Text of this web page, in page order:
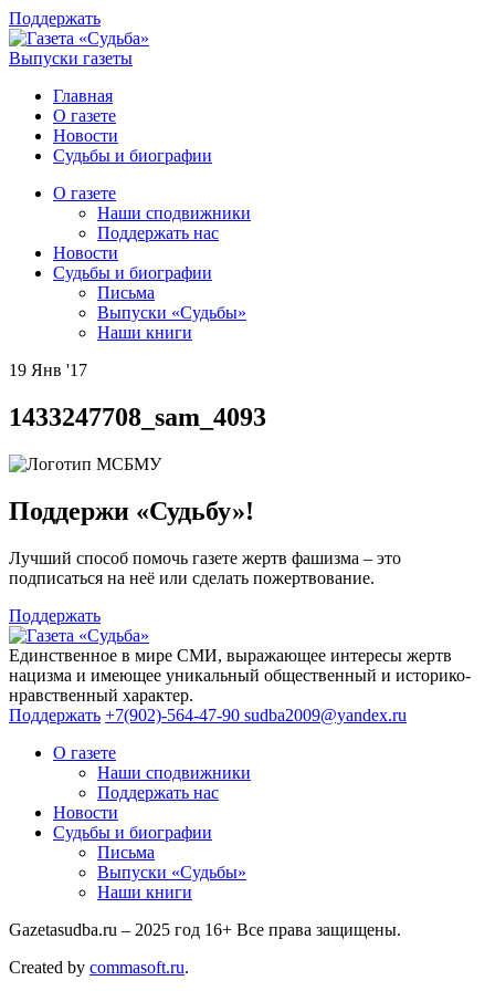
Поддержать
Выпуски газеты
Главная
О газете
Новости
Судьбы и биографии
О газете
Наши сподвижники
Поддержать нас
Новости
Судьбы и биографии
Письма
Выпуски «Судьбы»
Наши книги
19 Янв '17
1433247708_sam_4093
Поддержи «Судьбу»!
Лучший способ помочь газете жертв фашизма – это
подписаться на неё или сделать пожертвование.
Поддержать
Единственное в мире СМИ, выражающее интересы жертв
нацизма и имеющее уникальный общественный и историко-
нравственный характер.
Поддержать +7(902)-564-47-90 sudba2009@yandex.ru
О газете
Наши сподвижники
Поддержать нас
Новости
Судьбы и биографии
Письма
Выпуски «Судьбы»
Наши книги
Gazetasudba.ru – 2025 год 16+ Все права защищены.
Created by commasoft.ru.